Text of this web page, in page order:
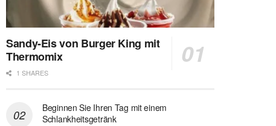
Sandy-Eis von Burger King mit
Thermomix
1 SHARES
Beginnen Sie Ihren Tag mit einem
Schlankheitsgetränk